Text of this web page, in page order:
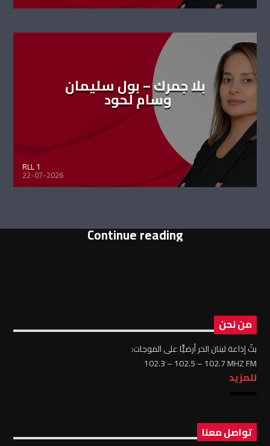
بلا جمرك – بول سليمان
وسام لحود
RLL 1
22-07-2026
Continue reading
من نحن
بثّ إذاعة لبنان الحر أرضيًّا على الموجات:
102.3 – 102.5 – 102.7 MHZ FM
للمزيد
تواصل معنا